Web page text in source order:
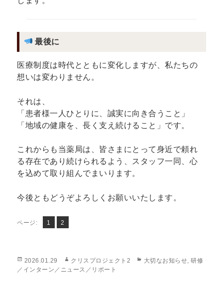
最後に
医療制度は時代とともに変化しますが、私たちの
想いは変わりません。
それは、
「患者様一人ひとりに、誠実に向き合うこと」
「地域の健康を、長く支え続けること」です。
これからも当薬局は、皆さまにとって身近で頼れ
る存在であり続けられるよう、スタッフ一同、心
を込めて取り組んでまいります。
今後ともどうぞよろしくお願いいたします。
ページ:
ペ1 ,
ペ
2
投
稿
2026.01.29
作
成
クリスプロジェクト2
カ
大切なお知らせ ,研修
／インターン／ニュース／リポート